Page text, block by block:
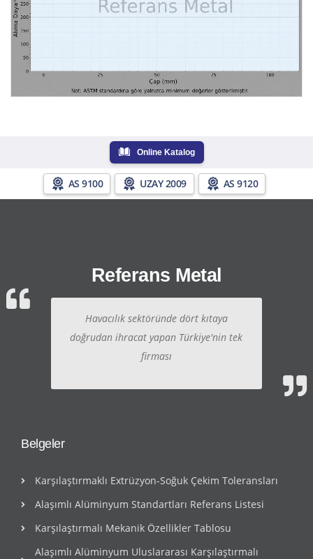
Online Katalog
AS 9100 UZAY 2009 AS 9120
Referans Metal
Havacılık sektöründe dört kıtaya
doğrudan ihracat yapan Türkiye'nin tek
firması
Belgeler
Karşılaştırmaklı Extrüzyon-Soğuk Çekim Toleransları
Alaşımlı Alüminyum Standartları Referans Listesi
Karşılaştırmalı Mekanik Özellikler Tablosu
Alaşımlı Alüminyum Uluslararası Karşılaştırmalı